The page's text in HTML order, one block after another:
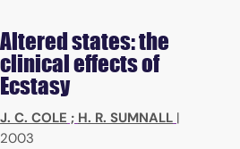
Altered states: the
clinical effects of
Ecstasy
J. C. COLE ; H. R. SUMNALL |
2003